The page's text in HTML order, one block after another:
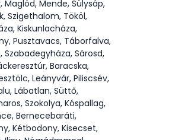
Maglód, Mende, Sülysáp,
Szigethalom, Tököl,
Kiskunlacháza,
Pusztavacs, Táborfalva,
Szabadegyháza, Sárosd,
Baracska,
Leányvár, Piliscsév,
Lábatlan, Süttő,
Szokolya, Kóspallag,
Bernecebaráti,
Kétbodony, Kisecset,